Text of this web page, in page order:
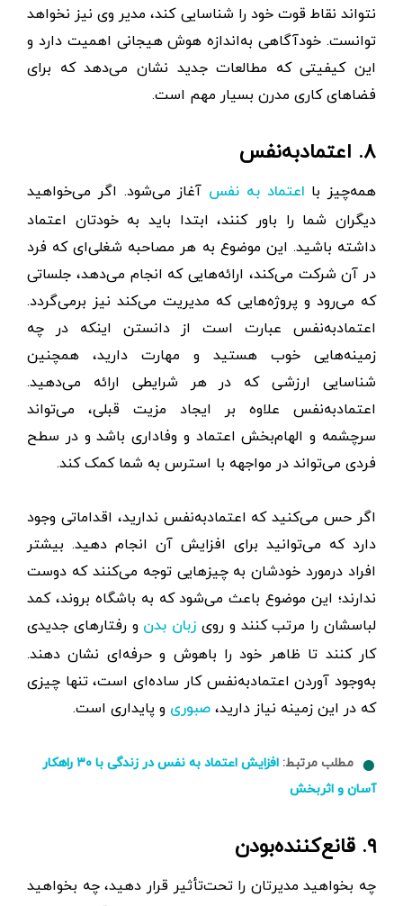
نتواند نقاط قوت خود را شناسایی کند، مدیر وی نیز نخواهد
توانست. خودآگاهی به‌اندازه هوش هیجانی اهمیت دارد و
این کیفیتی که مطالعات جدید نشان می‌دهد که برای
فضاهای کاری مدرن بسیار مهم است.
۸. اعتمادبه‌نفس
همه‌چیز با اعتماد به نفس آغاز می‌شود. اگر می‌خواهید
دیگران شما را باور کنند، ابتدا باید به خودتان اعتماد
داشته باشید. این موضوع به هر مصاحبه شغلی‌ای که فرد
در آن شرکت می‌کند، ارائه‌هایی که انجام می‌دهد، جلساتی
که می‌رود و پروژه‌هایی که مدیریت می‌کند نیز برمی‌گردد.
اعتماد‌به‌نفس عبارت است از دانستن اینکه در چه
زمینه‌هایی خوب هستید و مهارت دارید، همچنین
شناسایی ارزشی که در هر شرایطی ارائه می‌دهید.
اعتمادبه‌نفس علاوه بر ایجاد مزیت قبلی، می‌تواند
سرچشمه و الهام‌بخش اعتماد و وفاداری باشد و در سطح
فردی می‌تواند در مواجهه با استرس به شما کمک کند.
اگر حس می‌کنید که اعتماد‌به‌نفس ندارید، اقداماتی وجود
دارد که می‌توانید برای افزایش آن انجام دهید. بیشتر
افراد درمورد خودشان به چیزهایی توجه می‌کنند که دوست
ندارند؛ این موضوع باعث می‌شود که به باشگاه بروند، کمد
لباسشان را مرتب کنند و روی زبان بدن و رفتارهای جدیدی
کار کنند تا ظاهر خود را باهوش و حرفه‌ای نشان دهند.
به‌وجود آوردن اعتمادبه‌نفس کار ساده‌ای است، تنها چیزی
که در این زمینه نیاز دارید، صبوری و پایداری است.
مطلب مرتبط:
افزایش اعتماد به نفس در زندگی با ۳۰ راهکار
آسان و اثربخش
۹. قانع‌کننده‌بودن
چه بخواهید مدیرتان را تحت‌تأثیر قرار دهید، چه بخواهید